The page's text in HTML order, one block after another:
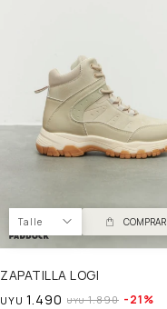
Talle COMPRAR
ZAPATILLA LOGI
UYU 1.490 UYU 1.890 21